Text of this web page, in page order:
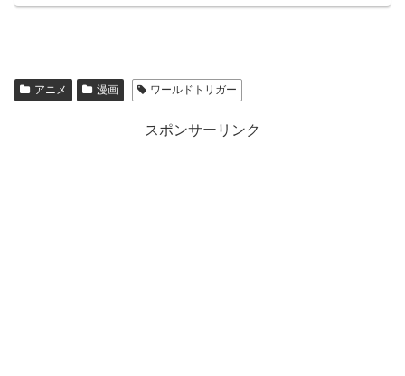
アニメ 漫画 ワールドトリガー
スポンサーリンク